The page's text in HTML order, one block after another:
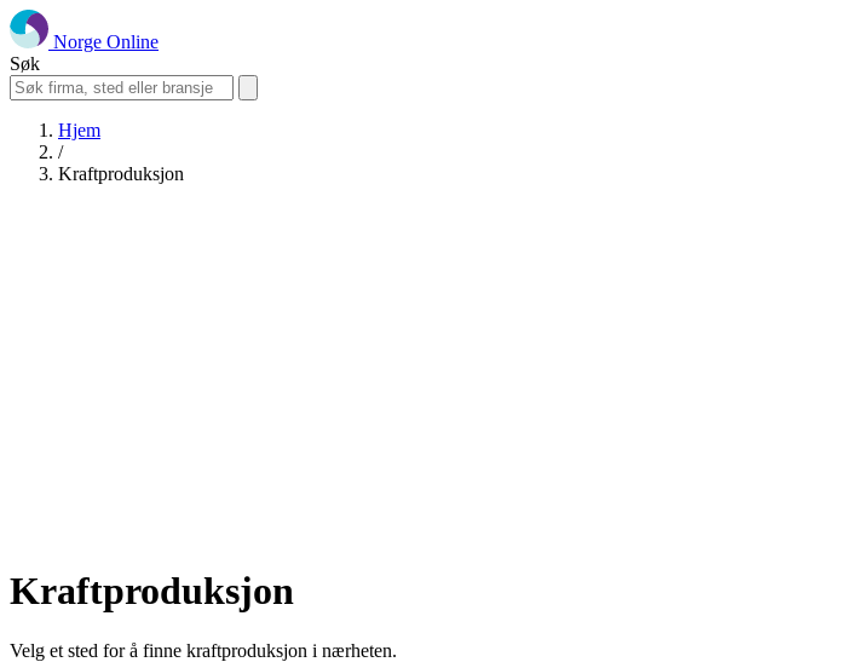
Norge Online
Søk
Hjem
/
Kraftproduksjon
Kraftproduksjon
Velg et sted for å finne kraftproduksjon i nærheten.